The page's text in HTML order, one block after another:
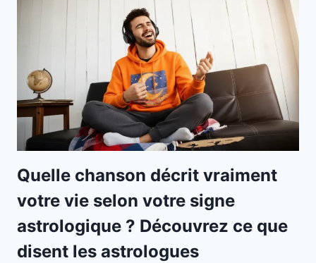
Quelle chanson décrit vraiment
votre vie selon votre signe
astrologique ? Découvrez ce que
disent les astrologues